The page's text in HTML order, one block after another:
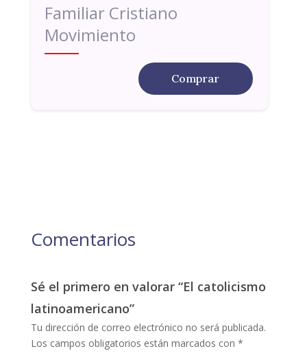
Familiar Cristiano
Movimiento
Comprar
Comentarios
Sé el primero en valorar “El catolicismo
latinoamericano”
Tu dirección de correo electrónico no será publicada.
Los campos obligatorios están marcados con *